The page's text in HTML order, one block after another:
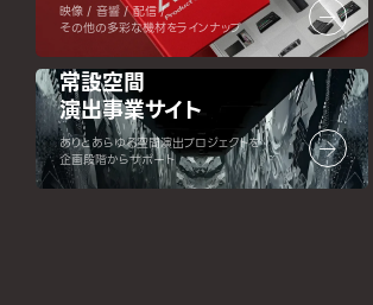
映像 / 音響 / 配信 /
その他の多彩な機材をラインナップ
常設空間
演出事業サイト
ありとあらゆる空間演出プロジェクトを
企画段階からサポート